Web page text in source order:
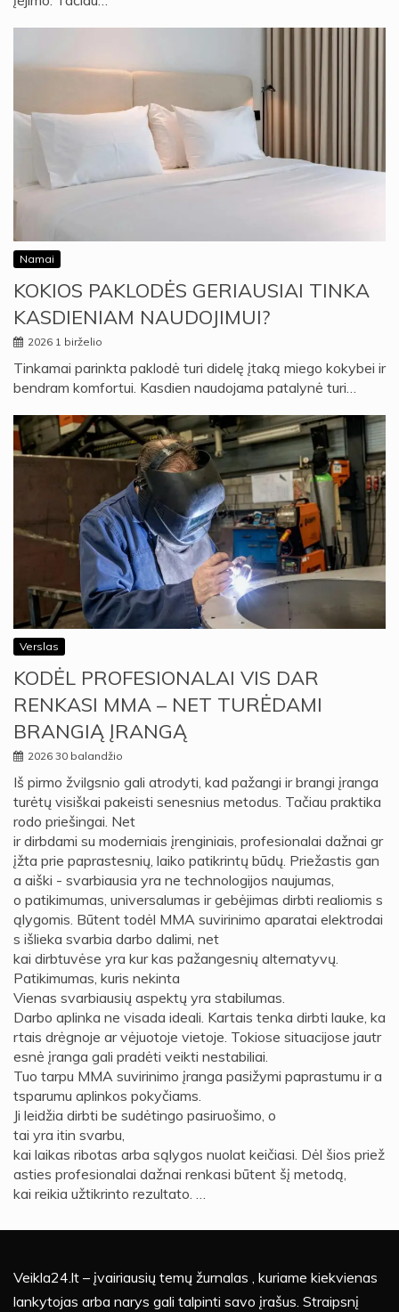
Namai
KOKIOS PAKLODĖS GERIAUSIAI TINKA
KASDIENIAM NAUDOJIMUI?
2026 1 birželio
Tinkamai parinkta paklodė turi didelę įtaką miego kokybei ir
bendram komfortui. Kasdien naudojama patalynė turi…
Verslas
KODĖL PROFESIONALAI VIS DAR
RENKASI MMA – NET TURĖDAMI
BRANGIĄ ĮRANGĄ
2026 30 balandžio
Iš pirmo žvilgsnio gali atrodyti, kad pažangi ir brangi įranga
turėtų visiškai pakeisti senesnius metodus. Tačiau praktika
rodo priešingai. Net
ir dirbdami su moderniais įrenginiais, profesionalai dažnai gr
įžta prie paprastesnių, laiko patikrintų būdų. Priežastis gan
a aiški - svarbiausia yra ne technologijos naujumas,
o patikimumas, universalumas ir gebėjimas dirbti realiomis s
ąlygomis. Būtent todėl MMA suvirinimo aparatai elektrodai
s išlieka svarbia darbo dalimi, net
kai dirbtuvėse yra kur kas pažangesnių alternatyvų.
Patikimumas, kuris nekinta
Vienas svarbiausių aspektų yra stabilumas.
Darbo aplinka ne visada ideali. Kartais tenka dirbti lauke, ka
rtais drėgnoje ar vėjuotoje vietoje. Tokiose situacijose jautr
esnė įranga gali pradėti veikti nestabiliai.
Tuo tarpu MMA suvirinimo įranga pasižymi paprastumu ir a
tsparumu aplinkos pokyčiams.
Ji leidžia dirbti be sudėtingo pasiruošimo, o
tai yra itin svarbu,
kai laikas ribotas arba sąlygos nuolat keičiasi. Dėl šios priež
asties profesionalai dažnai renkasi būtent šį metodą,
kai reikia užtikrinto rezultato. …
Veikla24.lt – įvairiausių temų žurnalas , kuriame kiekvienas
lankytojas arba narys gali talpinti savo įrašus. Straipsnį